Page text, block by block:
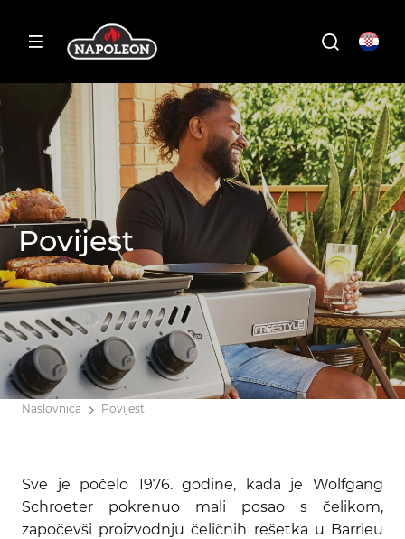
Povijest
Naslovnica Povijest
Sve je počelo 1976. godine, kada je Wolfgang
Schroeter pokrenuo mali posao s čelikom,
započevši proizvodnju čeličnih rešetka u Barrieu